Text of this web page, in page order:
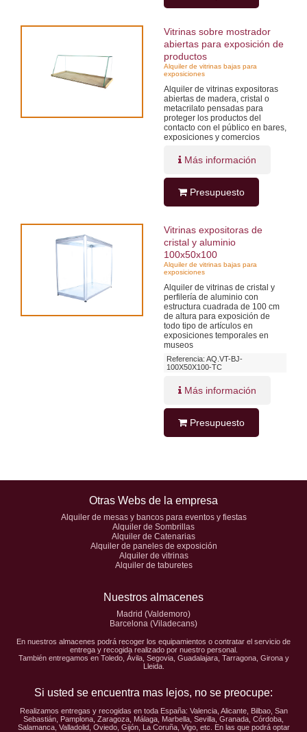
Vitrinas sobre mostrador
abiertas para exposición de
productos
Alquiler de vitrinas bajas para
exposiciones
Alquiler de vitrinas expositoras
abiertas de madera, cristal o
metacrilato pensadas para
proteger los productos del
contacto con el público en bares,
exposiciones y comercios
Más información
Presupuesto
Vitrinas expositoras de
cristal y aluminio
100x50x100
Alquiler de vitrinas bajas para
exposiciones
Alquiler de vitrinas de cristal y
perfilería de aluminio con
estructura cuadrada de 100 cm
de altura para exposición de
todo tipo de artículos en
exposiciones temporales en
museos
Referencia: AQ.VT-BJ-
100X50X100-TC
Más información
Presupuesto
Otras Webs de la empresa
Alquiler de mesas y bancos para eventos y fiestas
Alquiler de Sombrillas
Alquiler de Catenarias
Alquiler de paneles de exposición
Alquiler de vitrinas
Alquiler de taburetes
Nuestros almacenes
Madrid (Valdemoro)
Barcelona (Viladecans)
En nuestros almacenes podrá recoger los equipamientos o contratar el servicio de
entrega y recogida realizado por nuestro personal.
También entregamos en Toledo, Ávila, Segovia, Guadalajara, Tarragona, Girona y
Lleida.
Si usted se encuentra mas lejos, no se preocupe:
Realizamos entregas y recogidas en toda España: Valencia, Alicante, Bilbao, San
Sebastián, Pamplona, Zaragoza, Málaga, Marbella, Sevilla, Granada, Córdoba,
Salamanca, Valladolid, Oviedo, Gijón, La Coruña, Vigo, etc. En las que podrá optar